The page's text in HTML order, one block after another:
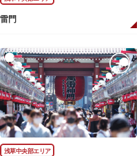
雷門
浅草中央部エリア